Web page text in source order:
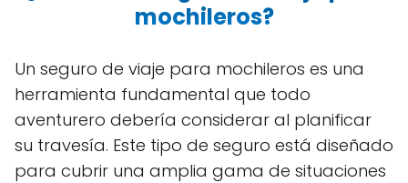
mochileros?
Un seguro de viaje para mochileros es una
herramienta fundamental que todo
aventurero debería considerar al planificar
su travesía. Este tipo de seguro está diseñado
para cubrir una amplia gama de situaciones